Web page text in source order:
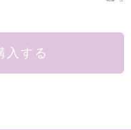
入する